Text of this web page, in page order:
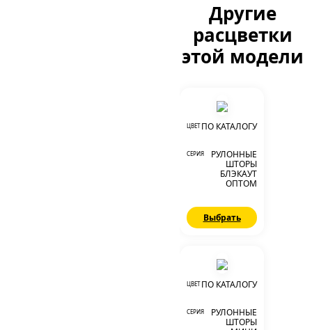
Другие
расцветки
этой модели
ЦВЕТ ПО КАТАЛОГУ
СЕРИЯ
РУЛОННЫЕ
ШТОРЫ
БЛЭКАУТ
ОПТОМ
Выбрать
ЦВЕТ ПО КАТАЛОГУ
СЕРИЯ
РУЛОННЫЕ
ШТОРЫ